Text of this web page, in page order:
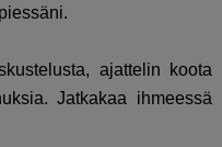
ajattelin koota
Jatkakaa ihmeessä